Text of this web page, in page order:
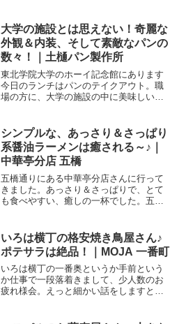
大学の施設とは思えない！奇麗な
外観＆内装、そして素敵なパンの
数々！｜土樋パン製作所
東北学院大学のホーイ記念館にあります
今日のランチはパンのテイクアウト。職
場の方に、大学の施設の中に美味しいパ
ューム満点なものを想像してしまう私で
すが、話を聞くと、どうや...
シンプルな、あっさり＆さっぱり
系醤油ラーメンは癒される～♪｜
中華亭分店 五橋
五橋通りにある中華亭分店さんに行って
きました。あっさり＆さっぱりで、とて
も食べやすい、癒しの一杯でした。五橋
は言っても、拠点はここ。私生活の拠点
も、凡そ、この辺り。とは...
いろは横丁の格安焼き鳥屋さん♪
ポテサラは絶品！｜MOJA 一番町
いろは横丁の一番奥というか手前という
か仕事で一段落着きまして、少人数のお
疲れ様会。えっと細かい話をしますと、